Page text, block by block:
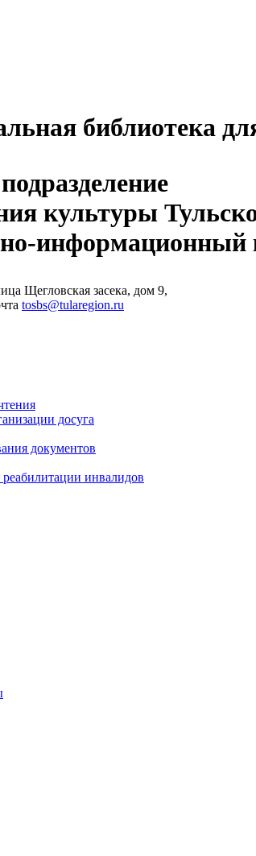
библиотека
культуры
Щегловская засека, дом 9,
tosbs@tularegion.ru
досуга
документов
инвалидов